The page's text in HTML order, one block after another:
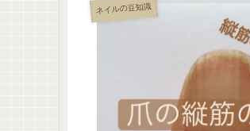
ネイルの豆知識